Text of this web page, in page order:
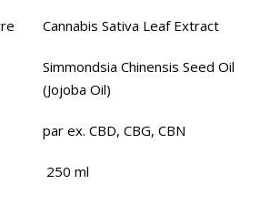
Cannabis Sativa Leaf Extract
Simmondsia Chinensis Seed Oil
(Jojoba Oil)
par ex. CBD, CBG, CBN
250 ml